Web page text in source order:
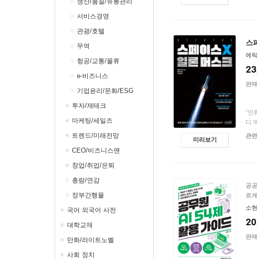
서비스경영
관광/호텔
무역
항공/교통/물류
e-비즈니스
기업윤리/문화/ESG
투자/재테크
마케팅/세일즈
트렌드/미래전망
CEO/비즈니스맨
창업/취업/은퇴
총람/연감
정부간행물
국어 외국어 사전
대학교재
만화/라이트노벨
사회 정치
미리보기
스
에
판
“인
디
관
공
르
소
판